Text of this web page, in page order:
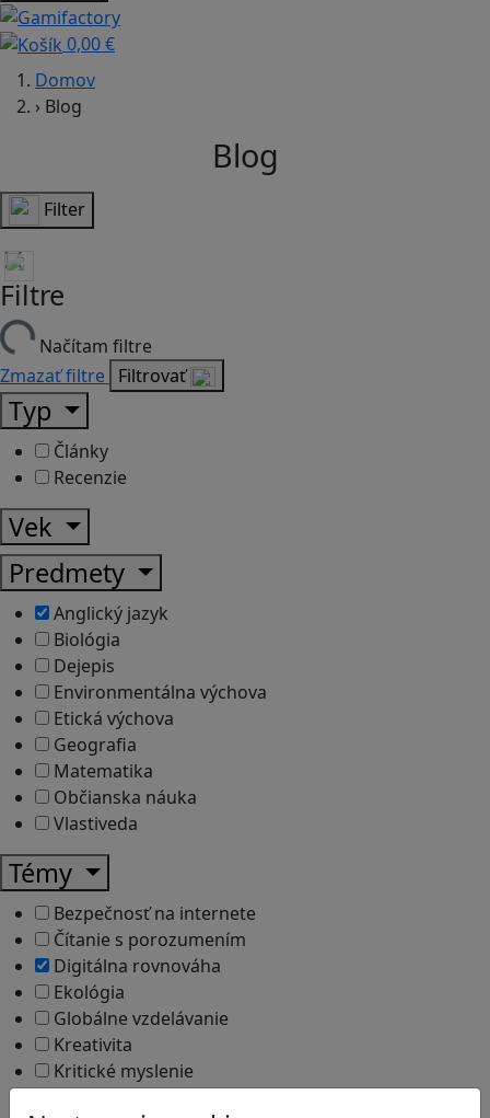
0,00 €
Domov
› Blog
Blog
Filter
Filtre
Načítam filtre
Zmazať filtre Filtrovať
Typ
Články
Recenzie
Vek
Predmety
Anglický jazyk
Biológia
Dejepis
Environmentálna výchova
Etická výchova
Geografia
Matematika
Občianska náuka
Vlastiveda
Témy
Bezpečnosť na internete
Čítanie s porozumením
Digitálna rovnováha
Ekológia
Globálne vzdelávanie
Kreativita
Kritické myslenie